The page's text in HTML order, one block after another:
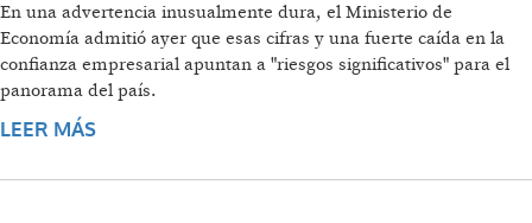
En una advertencia inusualmente dura, el Ministerio de
Economía admitió ayer que esas cifras y una fuerte caída en la
confianza empresarial apuntan a "riesgos significativos" para el
panorama del país.
LEER MÁS